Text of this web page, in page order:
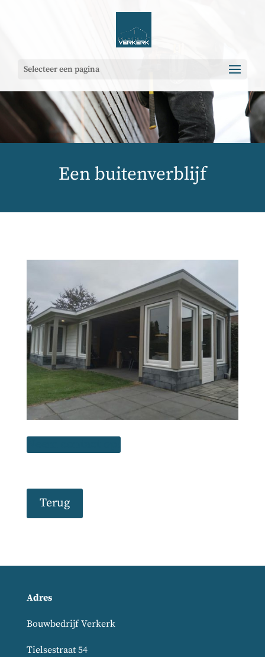
Selecteer een pagina
Een buitenverblijf
Terug
Adres
Bouwbedrijf Verkerk
Tielsestraat 54